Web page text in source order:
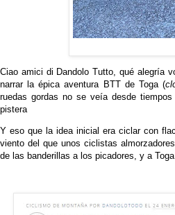
Ciao amici di Dandolo Tutto, qué alegría
narrar la épica aventura BTT de Toga (
ruedas gordas no se veía desde
pistera
Y eso que la idea inicial era ciclar con
viento del que unos ciclistas
de las banderillas a los picadores, y a